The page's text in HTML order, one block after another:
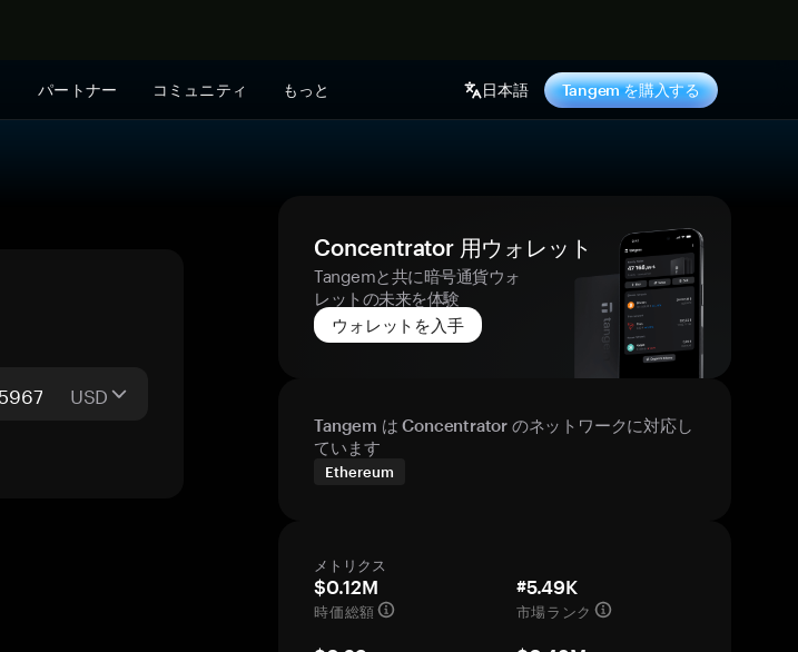
パートナー コミュニティ もっと 日本語 Tangem を購入する
USD
Concentrator 用ウォレット
Tangemと共に暗号通貨ウォ
レットの未来を体験
ウォレットを入手
Tangem は Concentrator のネットワークに対応し
ています
Ethereum
メトリクス
$0.12M
時価総額
#5.49K
市場ランク